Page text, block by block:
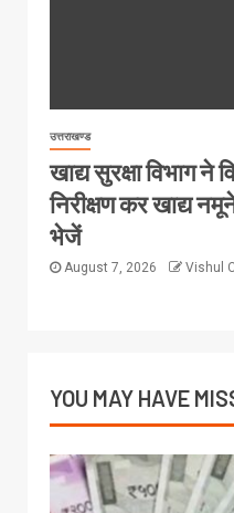
उत्तराखण्ड
खाद्य सुरक्षा विभाग ने
निरीक्षण कर खाद्य
भेजें
August 7, 2026 Vishul
YOU MAY HAVE